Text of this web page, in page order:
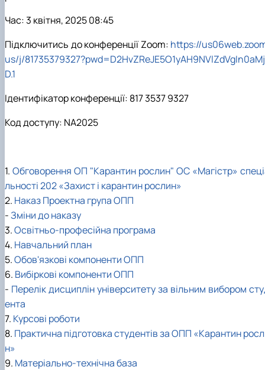
Час: 3 квітня, 2025 08:45
Підключитись до конференції Zoom: https://
us/j/81735379327?pwd=D2HvZReJE5O1yAH9NVlZdVgIn0aMj
D.1
Ідентифікатор конференції: 817 3537 9327
Код доступу: NA2025
1. Обговорення ОП "Карантин рослин" ОС «Магістр»
льності 202 «Захист і карантин рослин»
2. Наказ Проектна група ОПП
-Зміни до наказу
3.Освітньо-професійна програма
4. Навчальний план
5.Обов'язкові компоненти ОПП
6. Вибіркові компоненти ОПП
- Перелік дисциплін університету за вільним вибором
ента
7. Курсові роботи
8. Практична підготовка студентів за ОПП «Карантин
н»
9. Матеріально-технічна база